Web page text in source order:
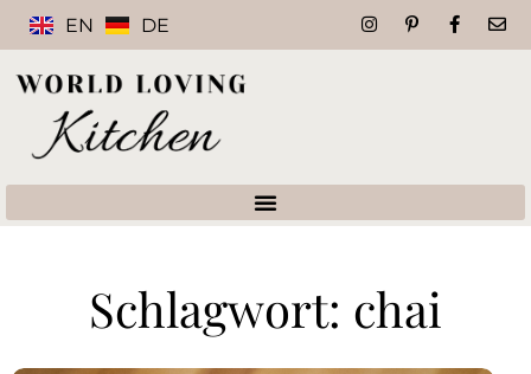
EN DE
Schlagwort: chai